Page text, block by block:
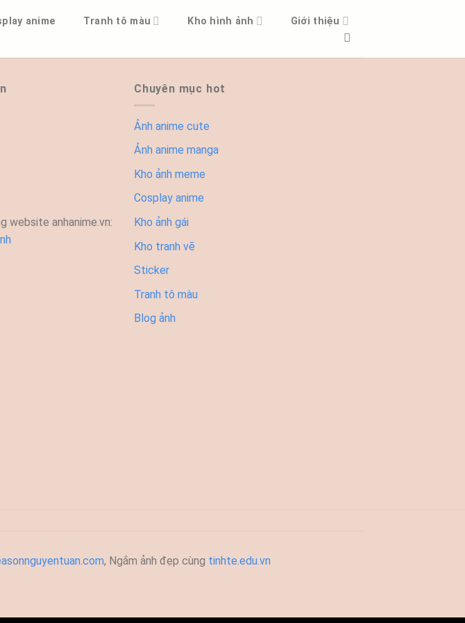
anime Tranh tô màu Kho hình ảnh Giới thiệu
website anhanime.vn:
Chuyên mục hot
Ảnh anime cute
Ảnh anime manga
Kho ảnh meme
Cosplay anime
Kho ảnh gái
Kho tranh vẽ
Sticker
Tranh tô màu
Blog ảnh
, Ngắm ảnh đẹp cùng tinhte.edu.vn